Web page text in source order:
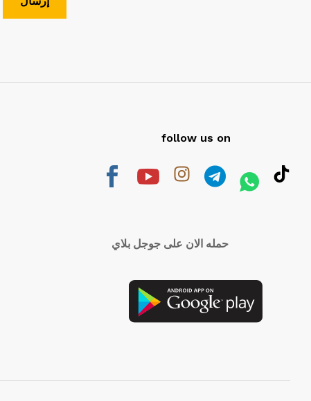
follow us on
حمله الان على جوجل بلاي